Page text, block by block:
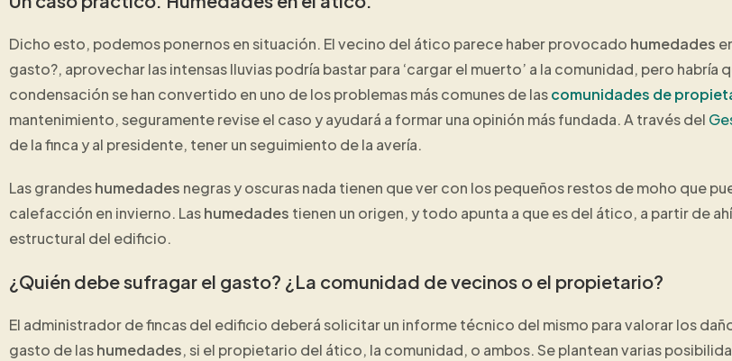
Dicho esto, podemos ponernos en situación. El vecino del ático parece haber provocado humedades
gasto?, aprovechar las intensas lluvias podría bastar para ‘cargar el muerto’ a la comunidad, pero
condensación se han convertido en uno de los problemas más comunes de lascomunidades de
mantenimiento, seguramente revise el caso y ayudará a formar una opinión más fundada. A través del
de la finca y al presidente, tener un seguimiento de la avería.
Las grandeshumedades negras y oscuras nada tienen que ver con los pequeños restos de moho que
calefacción en invierno. Lashumedades tienen un origen, y todo apunta a que es del ático, a partir de
estructural del edificio.
¿Quién debe sufragar el gasto? ¿La comunidad de vecinos o el propietario?
El administrador de fincas del edificio deberá solicitar un informe técnico del mismo para valorar los
gasto de lashumedades, si el propietario del ático, la comunidad, o ambos. Se plantean varias